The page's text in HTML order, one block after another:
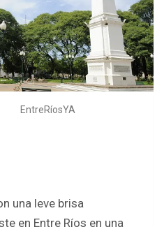
EntreRíosYA
una leve brisa
en Entre Ríos en una